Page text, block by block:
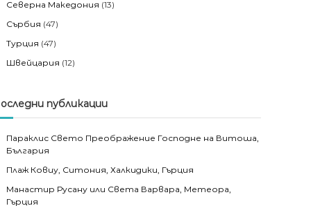
Северна Македония (13)
Сърбия (47)
Турция (47)
Швейцария (12)
публикации
Параклис Свето Преображение Господне на Витоша,
България
Плаж Ковиу, Ситония, Халкидики, Гърция
Манастир Русану или Света Варвара, Метеора,
Гърция